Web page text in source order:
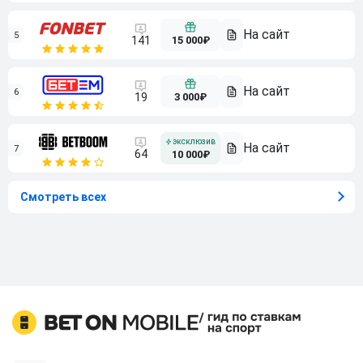
5 141 15 000₽
6 19 3 000₽
7 64 10 000₽
Смотреть всех